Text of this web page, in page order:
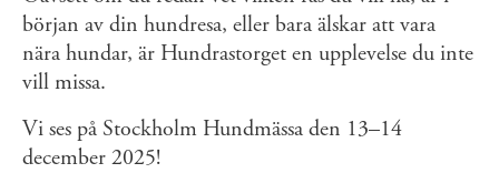
början av din hundresa, eller bara älskar att vara
nära hundar, är Hundrastorget en upplevelse du inte
vill missa.
Vi ses på Stockholm Hundmässa den 13–14
december 2025!